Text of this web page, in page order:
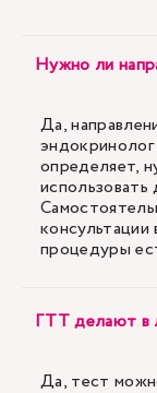
Нужно ли
Да,
определяет,
консультации
процедуры
ГТТ делают в
Да, тест